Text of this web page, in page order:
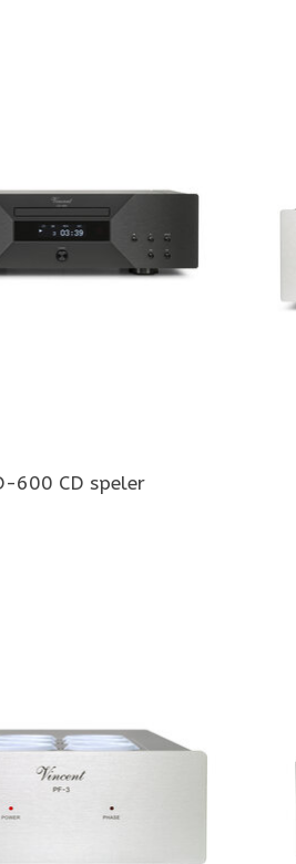
600 CD speler